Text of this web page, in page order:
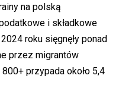
na polską
i składkowe
roku sięgnęły ponad
przez migrantów
przypada około 5,4